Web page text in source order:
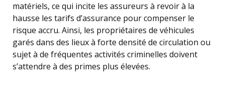
matériels, ce qui incite les assureurs à revoir à la
hausse les tarifs d’assurance pour compenser le
risque accru. Ainsi, les propriétaires de véhicules
garés dans des lieux à forte densité de circulation ou
sujet à de fréquentes activités criminelles doivent
s’attendre à des primes plus élevées.